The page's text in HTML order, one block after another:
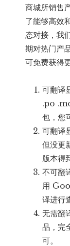
商城所销售
了能够高效
态对接，我
期对热门产
可免费获得
可翻译
.po
包，您
可翻译
但没更
版本得
不可翻
用
译进行
无需翻
品，完
可。